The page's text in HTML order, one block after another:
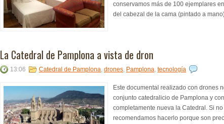
conservamos más de 100 ejemplares
del cabezal de la cama (pintado a
La Catedral de Pamplona a vista de dron
13:06 Catedral de Pamplona, drones, Pamplona, tecnología
Este documental realizado con drones
conjunto catedralicio de Pamplona y
completamente nueva la Catedral. Si
recomendamos hacerlo porque son